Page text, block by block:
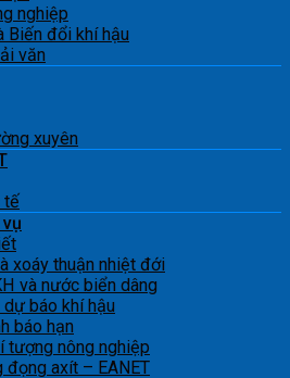
nghiệp
Biến đổi khí hậu
văn
xuyên
tế
xoáy thuận nhiệt đới
và nước biển dâng
báo khí hậu
báo hạn
tượng nông nghiệp
đọng axít – EANET